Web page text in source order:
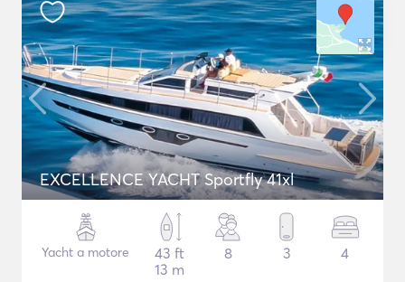
EXCELLENCE YACHT Sportfly 41xl
Yacht a motore
43 ft
13 m
8 3 4